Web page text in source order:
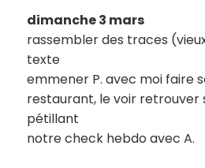
dimanche 3 mars
rassembler des traces
texte
emmener P. avec moi faire
restaurant, le voir retrouver
pétillant
notre check hebdo avec A.